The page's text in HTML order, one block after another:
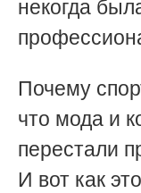
некогда
Почему
что мода и
перестали
И вот как